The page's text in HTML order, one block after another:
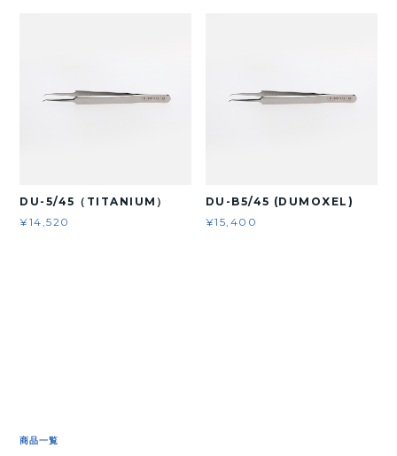
DU-5/45（TITANIUM）
¥14,520
DU-B5/45 (DUMOXEL)
¥15,400
商品一覧